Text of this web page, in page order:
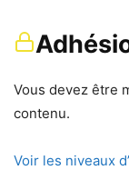
Vous devez être
contenu.
Voir les niveaux